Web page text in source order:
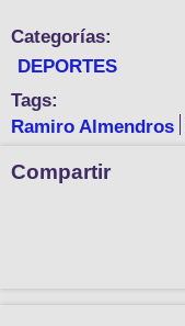
Categorías:
DEPORTES
Tags:
Ramiro Almendros
Compartir